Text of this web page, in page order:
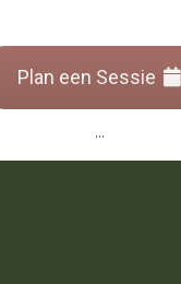
Plan een Sessie
...